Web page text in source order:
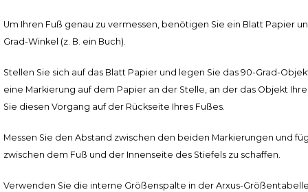
Um Ihren Fuß genau zu vermessen, benötigen Sie ein Blatt Papier
Grad-Winkel (z. B. ein Buch).
Stellen Sie sich auf das Blatt Papier und legen Sie das 90-Grad-
eine Markierung auf dem Papier an der Stelle, an der das Objekt
Sie diesen Vorgang auf der Rückseite Ihres Fußes.
Messen Sie den Abstand zwischen den beiden Markierungen und
zwischen dem Fuß und der Innenseite des Stiefels zu schaffen.
Verwenden Sie die interne Größenspalte in der Arxus-